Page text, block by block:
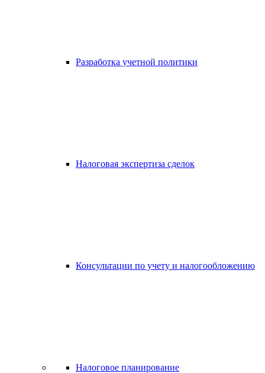
Разработка учетной политики
Налоговая экспертиза сделок
Консультации по учету и налогообложению
Налоговое планирование